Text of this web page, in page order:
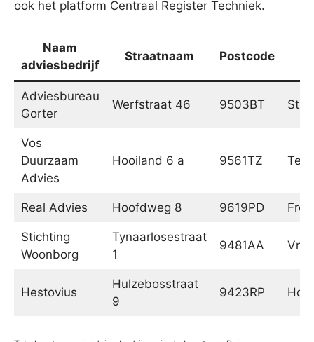
ook het platform Centraal Register Techniek.
Naam
adviesbedrijf
Straatnaam Postcode
Adviesbureau
Gorter
Werfstraat 46 9503BT
Vos
Duurzaam
Advies
Hooiland 6 a 9561TZ Ter
Real Advies Hoofdweg 8 9619PD
Stichting
Woonborg
Tynaarlosestraat
1
9481AA
Hestovius
Hulzebosstraat
9
9423RP